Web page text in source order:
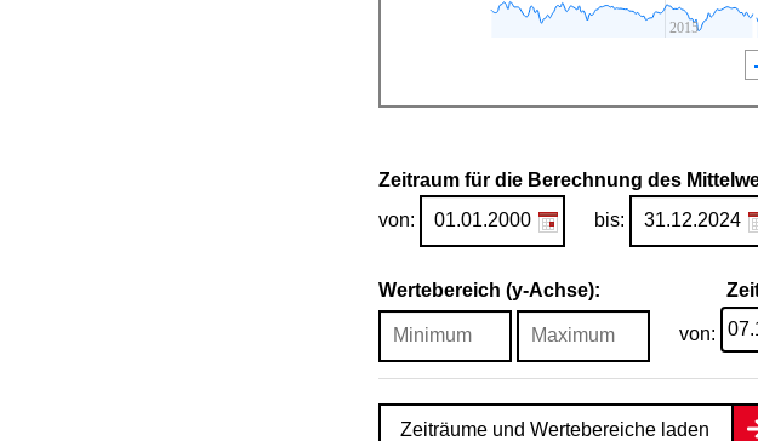
2015
Zeitraum für die Berechnung des
von:
bis:
Wertebereich (y-Achse):
von:
Zeiträume und Wertebereiche laden